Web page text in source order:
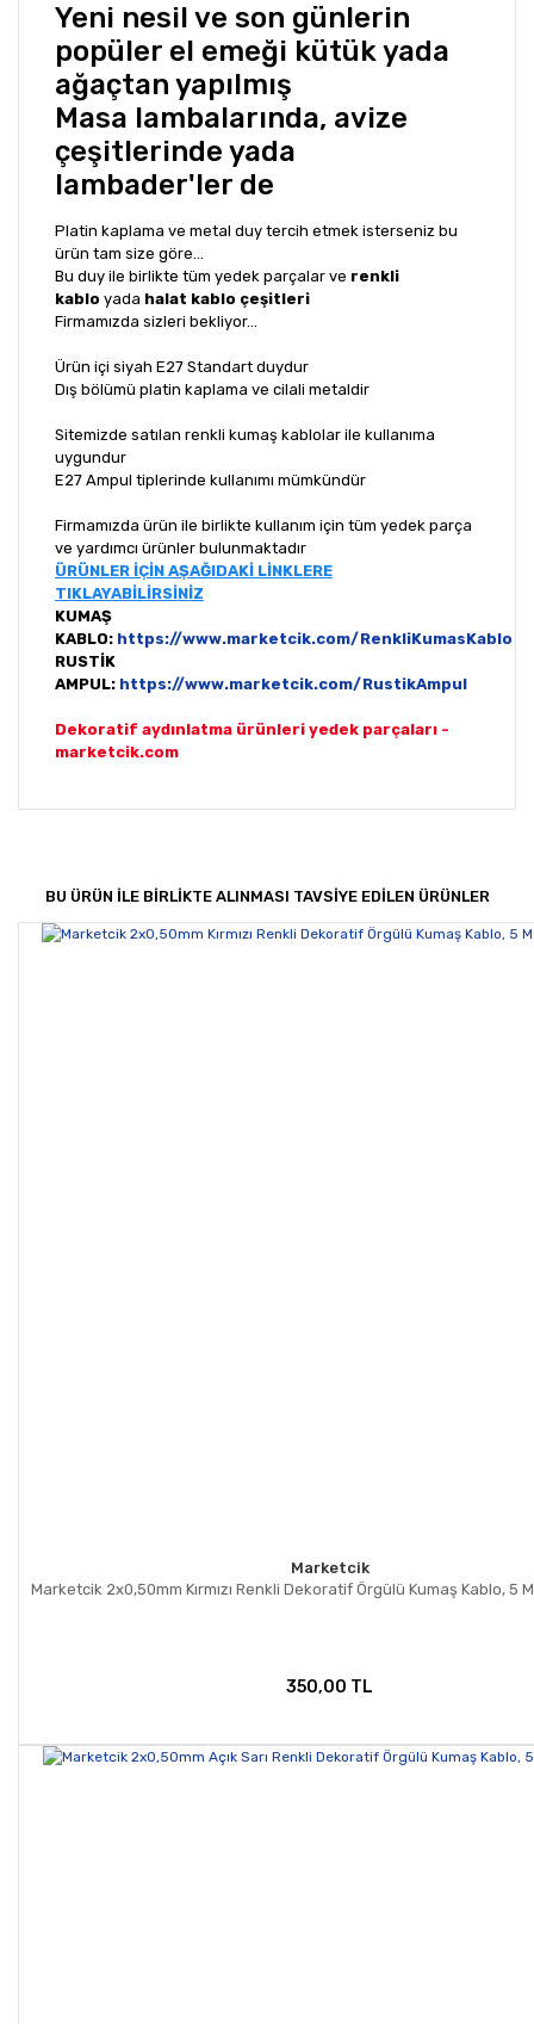
Yeni nesil ve son günlerin
popüler el emeği kütük yada
ağaçtan yapılmış
Masa lambalarında, avize
çeşitlerinde yada
lambader'ler de
Platin kaplama ve metal duy tercih etmek isterseniz bu
ürün tam size göre...
Bu duy ile birlikte tüm yedek parçalar ve renkli
kablo yada halat kablo çeşitleri
Firmamızda sizleri bekliyor...
Ürün içi siyah E27 Standart duydur
Dış bölümü platin kaplama ve cilali metaldir
Sitemizde satılan renkli kumaş kablolar ile kullanıma
uygundur
E27 Ampul tiplerinde kullanımı mümkündür
Firmamızda ürün ile birlikte kullanım için tüm yedek parça
ve yardımcı ürünler bulunmaktadır
ÜRÜNLER İÇİN AŞAĞIDAKİ LİNKLERE
TIKLAYABİLİRSİNİZ
KUMAŞ
KABLO: https://www.marketcik.com/RenkliKumasKablo
RUSTİK
AMPUL: https://www.marketcik.com/RustikAmpul
Dekoratif aydınlatma ürünleri yedek parçaları -
marketcik.com
Yorum Yaz
Bu ürünün fiyat bilgisi, resim, ürün açıklamalarında ve
Ürün resmi kalitesiz, bozuk veya görüntülenemiyor.
BU ÜRÜN İLE BİRLİKTE ALINMASI TAVSİYE EDİLEN ÜRÜNLER
Marketcik
Marketcik 2x0,50mm Kırmızı Renkli Dekoratif Örgülü Kumaş Kablo, 5
350,00 TL